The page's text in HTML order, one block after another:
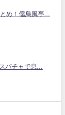
め！儒烏風亭...
パチャで息...